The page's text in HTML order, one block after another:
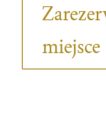
miejsce